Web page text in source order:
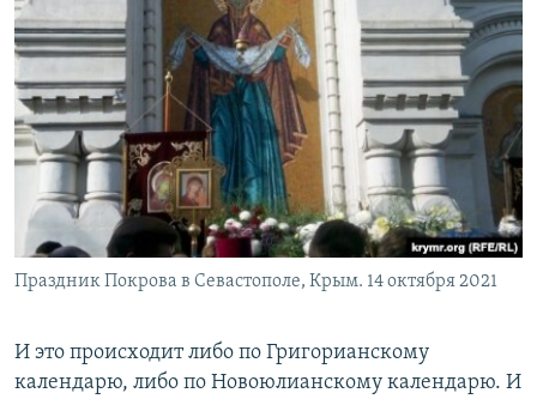
Праздник Покрова в Севастополе, Крым. 14 октября 2021
И это происходит либо по Григорианскому
календарю, либо по Новоюлианскому календарю. И